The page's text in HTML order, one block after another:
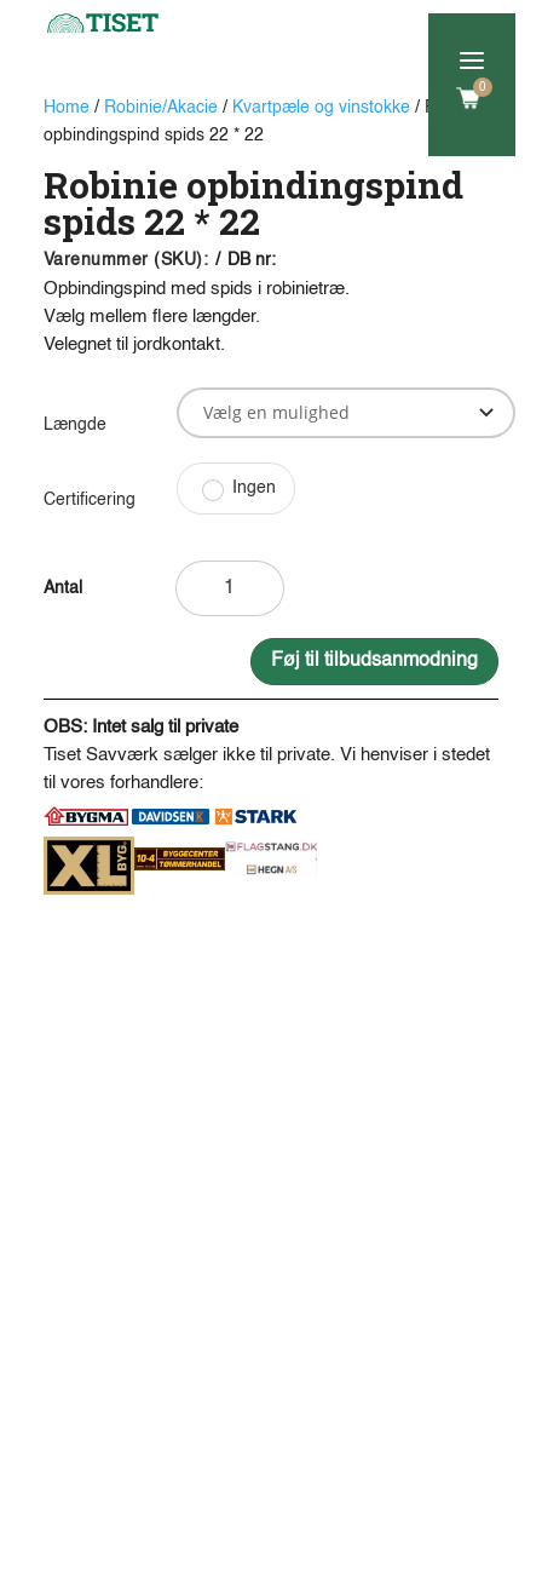
a
0
Home/ Robinie/Akacie/ Kvartpæle og vinstokke/ Robinie
opbindingspind spids 22 * 22
Robinie opbindingspind
spids 22 * 22
Varenummer (SKU): / DB nr:
Opbindingspind med spids i robinietræ.
Vælg mellem flere længder.
Velegnet til jordkontakt.
Længde
Certificering
Ingen
Føj til tilbudsanmodning
A
l
t
e
r
n
t
OBS: Intet salg til private
Tiset Savværk sælger ikke til private. Vi henviser i stedet
til vores forhandlere: